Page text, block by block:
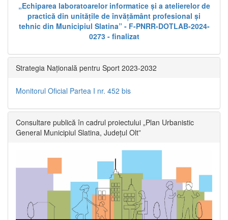
„Echiparea laboratoarelor informatice și a atelierelor de
practică din unitățile de învățământ profesional și
tehnic din Municipiul Slatina” - F-PNRR-DOTLAB-2024-
0273 - finalizat
Strategia Națională pentru Sport 2023-2032
Monitorul Oficial Partea I nr. 452 bis
Consultare publică în cadrul proiectului „Plan Urbanistic
General Municipiul Slatina, Județul Olt”